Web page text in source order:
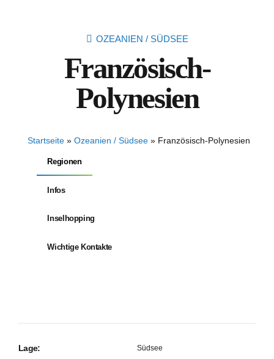
OZEANIEN / SÜDSEE
Französisch-
Polynesien
Startseite » Ozeanien / Südsee » Französisch-Polynesien
Regionen
Infos
Inselhopping
Wichtige Kontakte
Lage: Südsee